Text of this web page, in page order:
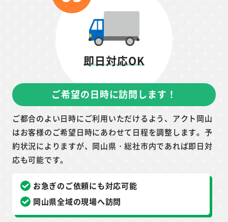
即日対応OK
ご希望の日時に訪問します！
ご都合のよい日時にご利用いただけるよう、アクト岡山
はお客様のご希望日時にあわせて日程を調整します。予
約状況によりますが、岡山県・総社市内であれば即日対
応も可能です。
お急ぎのご依頼にも対応可能
岡山県全域の現場へ訪問